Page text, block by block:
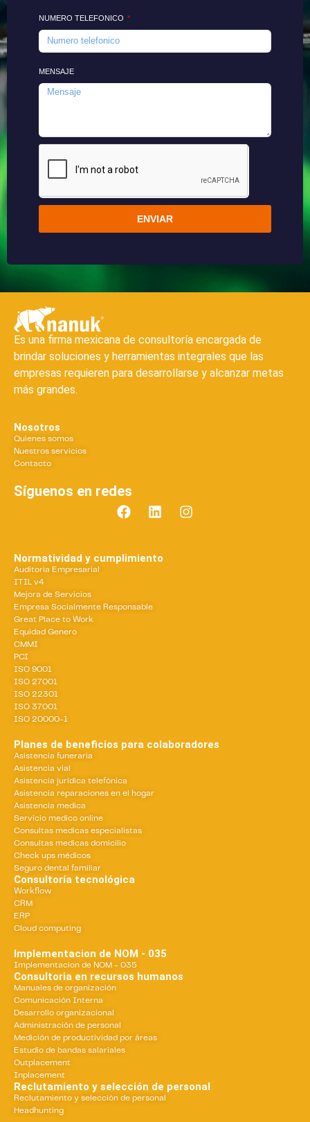
NUMERO TELEFONICO
MENSAJE
ENVIAR
Es una firma mexicana de consultoría encargada de
brindar soluciones y herramientas integrales que las
empresas requieren para desarrollarse y alcanzar metas
más grandes.
Nosotros
Quienes somos
Nuestros servicios
Contacto
Síguenos en redes
Normatividad y cumplimiento
Auditoria Empresarial
ITIL v4
Mejora de Servicios
Empresa Socialmente Responsable
Great Place to Work
Equidad Genero
CMMI
PCI
ISO 9001
ISO 27001
ISO 22301
ISO 37001
ISO 20000-1
Planes de beneficios para colaboradores
Asistencia funeraria
Asistencia vial
Asistencia jurídica telefónica
Asistencia reparaciones en el hogar
Asistencia medica
Servicio medico online
Consultas medicas especialistas
Consultas medicas domicilio
Check ups médicos
Seguro dental familiar
Consultoría tecnológica
Workflow
CRM
ERP
Cloud computing
Implementacion de NOM - 035
Implementacion de NOM - 035
Consultoria en recursos humanos
Manuales de organización
Comunicación Interna
Desarrollo organizacional
Administración de personal
Medición de productividad por áreas
Estudio de bandas salariales
Outplacement
Inplacement
Reclutamiento y selección de personal
Reclutamiento y selección de personal
Headhunting